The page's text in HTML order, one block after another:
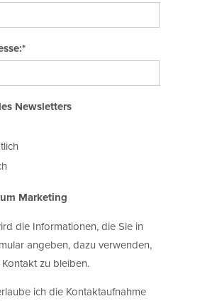
Newsletters
Marketing
die Informationen, die Sie in
angeben, dazu verwenden,
zu bleiben.
ich die Kontaktaufnahme